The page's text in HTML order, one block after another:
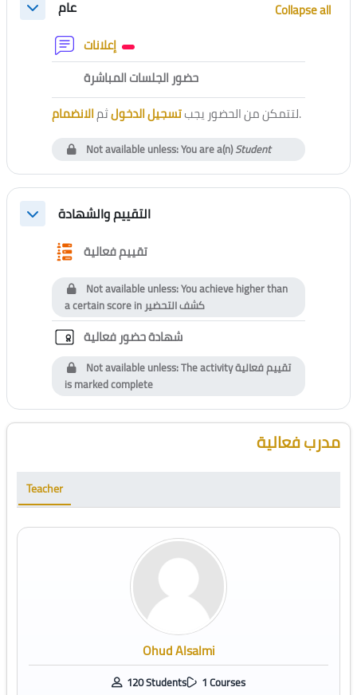
Collapseعام
Collapse all
Forum
حضور الجلسات المباشرةExternal tool
لتتمكن من الحضور يجبتسجيل الدخولثمالانضمام .
Not available unless: You are a(n)Student
Collapseالتقييم والشهادة
تقييم فعاليةQuestionnaire
Not available unless: You achieve higher than
a certain score inكشف التحضير
شهادة حضور فعاليةCustom certificate
Not available unless: The activityتقييم فعالية
is marked complete
Blocks
Skip [Cocoon] Course Instructor مدرب فعالية
Teacher
Ohud Alsalmi
120 Students 1 Courses